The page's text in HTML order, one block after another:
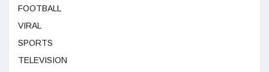
FOOTBALL
VIRAL
SPORTS
TELEVISION